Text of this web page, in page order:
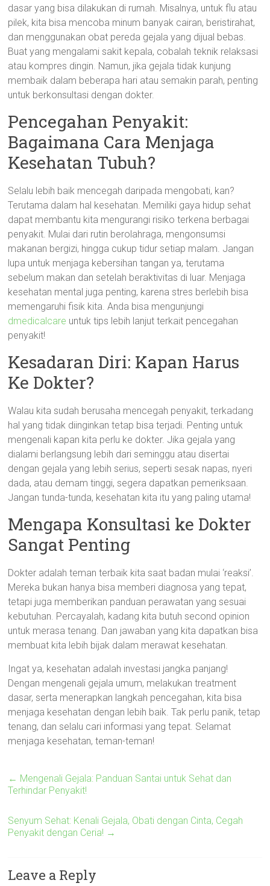
dasar yang bisa dilakukan di rumah. Misalnya, untuk flu atau
pilek, kita bisa mencoba minum banyak cairan, beristirahat,
dan menggunakan obat pereda gejala yang dijual bebas.
Buat yang mengalami sakit kepala, cobalah teknik relaksasi
atau kompres dingin. Namun, jika gejala tidak kunjung
membaik dalam beberapa hari atau semakin parah, penting
untuk berkonsultasi dengan dokter.
Pencegahan Penyakit:
Bagaimana Cara Menjaga
Kesehatan Tubuh?
Selalu lebih baik mencegah daripada mengobati, kan?
Terutama dalam hal kesehatan. Memiliki gaya hidup sehat
dapat membantu kita mengurangi risiko terkena berbagai
penyakit. Mulai dari rutin berolahraga, mengonsumsi
makanan bergizi, hingga cukup tidur setiap malam. Jangan
lupa untuk menjaga kebersihan tangan ya, terutama
sebelum makan dan setelah beraktivitas di luar. Menjaga
kesehatan mental juga penting, karena stres berlebih bisa
memengaruhi fisik kita. Anda bisa mengunjungi
dmedicalcare untuk tips lebih lanjut terkait pencegahan
penyakit!
Kesadaran Diri: Kapan Harus
Ke Dokter?
Walau kita sudah berusaha mencegah penyakit, terkadang
hal yang tidak diinginkan tetap bisa terjadi. Penting untuk
mengenali kapan kita perlu ke dokter. Jika gejala yang
dialami berlangsung lebih dari seminggu atau disertai
dengan gejala yang lebih serius, seperti sesak napas, nyeri
dada, atau demam tinggi, segera dapatkan pemeriksaan.
Jangan tunda-tunda, kesehatan kita itu yang paling utama!
Mengapa Konsultasi ke Dokter
Sangat Penting
Dokter adalah teman terbaik kita saat badan mulai ‘reaksi’.
Mereka bukan hanya bisa memberi diagnosa yang tepat,
tetapi juga memberikan panduan perawatan yang sesuai
kebutuhan. Percayalah, kadang kita butuh second opinion
untuk merasa tenang. Dan jawaban yang kita dapatkan bisa
membuat kita lebih bijak dalam merawat kesehatan.
Ingat ya, kesehatan adalah investasi jangka panjang!
Dengan mengenali gejala umum, melakukan treatment
dasar, serta menerapkan langkah pencegahan, kita bisa
menjaga kesehatan dengan lebih baik. Tak perlu panik, tetap
tenang, dan selalu cari informasi yang tepat. Selamat
menjaga kesehatan, teman-teman!
← Mengenali Gejala: Panduan Santai untuk Sehat dan
Terhindar Penyakit!
Senyum Sehat: Kenali Gejala, Obati dengan Cinta, Cegah
Penyakit dengan Ceria! →
Leave a Reply